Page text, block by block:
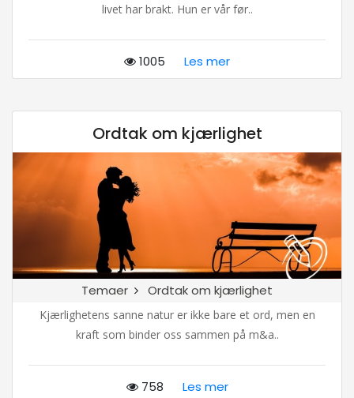
livet har brakt. Hun er vår før..
1005 Les mer
Ordtak om kjærlighet
Temaer Ordtak om kjærlighet
Kjærlighetens sanne natur er ikke bare et ord, men en
kraft som binder oss sammen på m&a..
758 Les mer